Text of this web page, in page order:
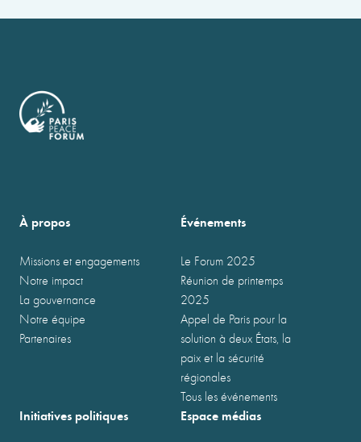
À propos
Missions et engagements
Notre impact
La gouvernance
Notre équipe
Partenaires
Événements
Le Forum 2025
Réunion de printemps
2025
Appel de Paris pour la
solution à deux États, la
paix et la sécurité
régionales
Tous les événements
Initiatives politiques Espace médias